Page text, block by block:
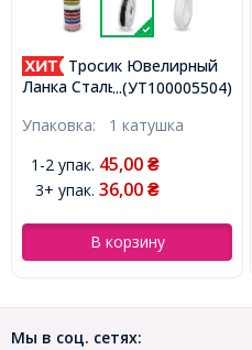
...(УТ100005504)
Тросик Ювелирный
Ланка Сталь, Черный,
катушка, (УТ100005504)
Упаковка: 1 катушка
1-2 упак. 45,00 ₴
3+ упак. 36,00 ₴
В корзину
Мы в соц. сетях: